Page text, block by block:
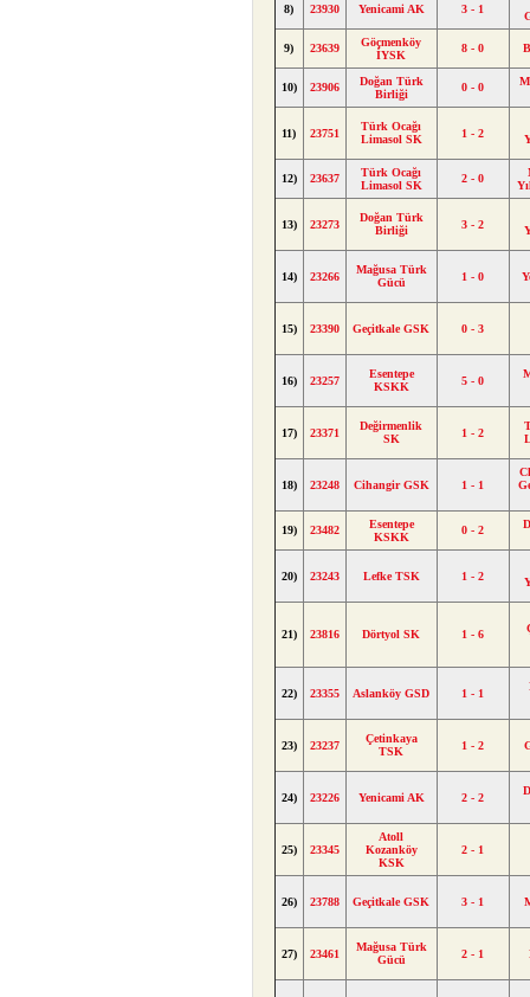
8) 23930 Yenicami AK 3 - 1
9) 23639
Göçmenköy
İYSK
8 - 0
10) 23906
Doğan Türk
Birliği
0 - 0
11) 23751
Türk Ocağı
Limasol SK
1 - 2
12) 23637
Türk Ocağı
Limasol SK
2 - 0
13) 23273
Doğan Türk
Birliği
3 - 2
14) 23266
Mağusa Türk
Gücü
1 - 0
15) 23390 Geçitkale GSK 0 - 3
16) 23257
Esentepe
KSKK
5 - 0
17) 23371
Değirmenlik
SK
1 - 2
18) 23248 Cihangir GSK 1 - 1
19) 23482
Esentepe
KSKK
0 - 2
20) 23243 Lefke TSK 1 - 2
21) 23816 Dörtyol SK 1 - 6
22) 23355 Aslanköy GSD 1 - 1
23) 23237
Çetinkaya
TSK
1 - 2
24) 23226 Yenicami AK 2 - 2
25) 23345
Atoll
Kozanköy
KSK
2 - 1
26) 23788 Geçitkale GSK 3 - 1
27) 23461
Mağusa Türk
Gücü
2 - 1